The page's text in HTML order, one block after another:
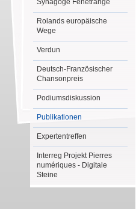
Synagoge Fénétrange
Rolands europäische
Wege
Verdun
Deutsch-Französischer
Chansonpreis
Podiumsdiskussion
Publikationen
Expertentreffen
Interreg Projekt Pierres
numériques - Digitale
Steine